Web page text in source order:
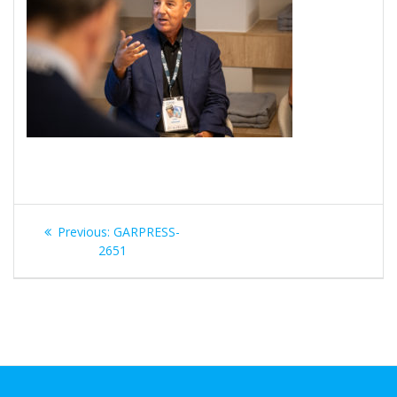
Navegación
Previous: Previous
post:
GARPRESS-
2651